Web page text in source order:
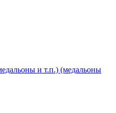
и т.п.) (медальоны